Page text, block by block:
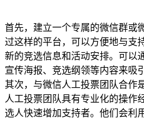
首先，建立一个专属的微信群或
过这样的平台，可以方便地与支
新的竞选信息和活动安排。可以
宣传海报、竞选纲领等内容来吸
其次，与微信人工投票团队合作
人工投票团队具有专业化的操作
选人快速增加支持者。他们会利